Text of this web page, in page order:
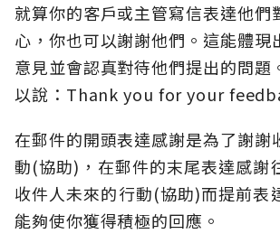
就算你的客戶或主管寫信表達他們
心，你也可以謝謝他們。這能體現
意見並會認真對待他們提出的問題
以說：Thank you for your
在郵件的開頭表達感謝是為了謝謝
動(協助)，在郵件的末尾表達感謝
收件人未來的行動(協助)而提前表
能夠使你獲得積極的回應。